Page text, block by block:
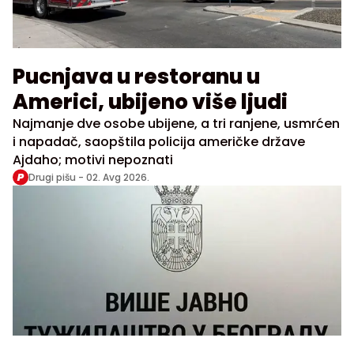
Pucnjava u restoranu u
Americi, ubijeno više ljudi
Najmanje dve osobe ubijene, a tri ranjene, usmrćen
i napadač, saopštila policija američke države
Ajdaho; motivi nepoznati
Drugi pišu - 02. Avg 2026.